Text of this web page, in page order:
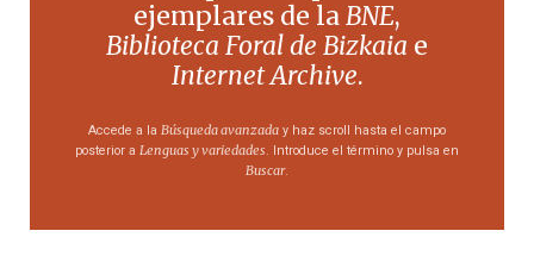
ejemplares de laBNE,
Biblioteca Foral de Bizkaia e
Internet Archive.
Accede a la Búsqueda avanzada y haz scroll hasta el campo
posterior a Lenguas y variedades . Introduce el término y pulsa en
Buscar.